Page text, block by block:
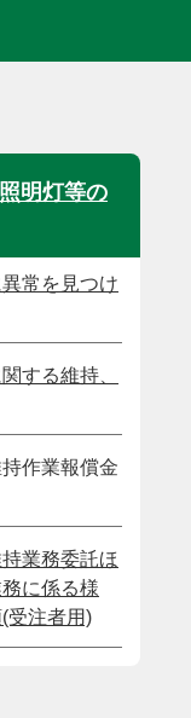
明灯等の
常を見つけ
する維持、
作業報償金
業務委託ほ
に係る様
受注者用)